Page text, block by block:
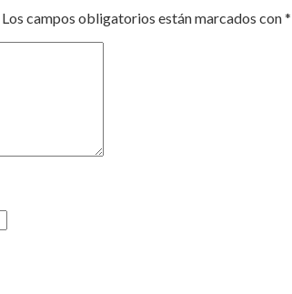
Los campos obligatorios están marcados con*